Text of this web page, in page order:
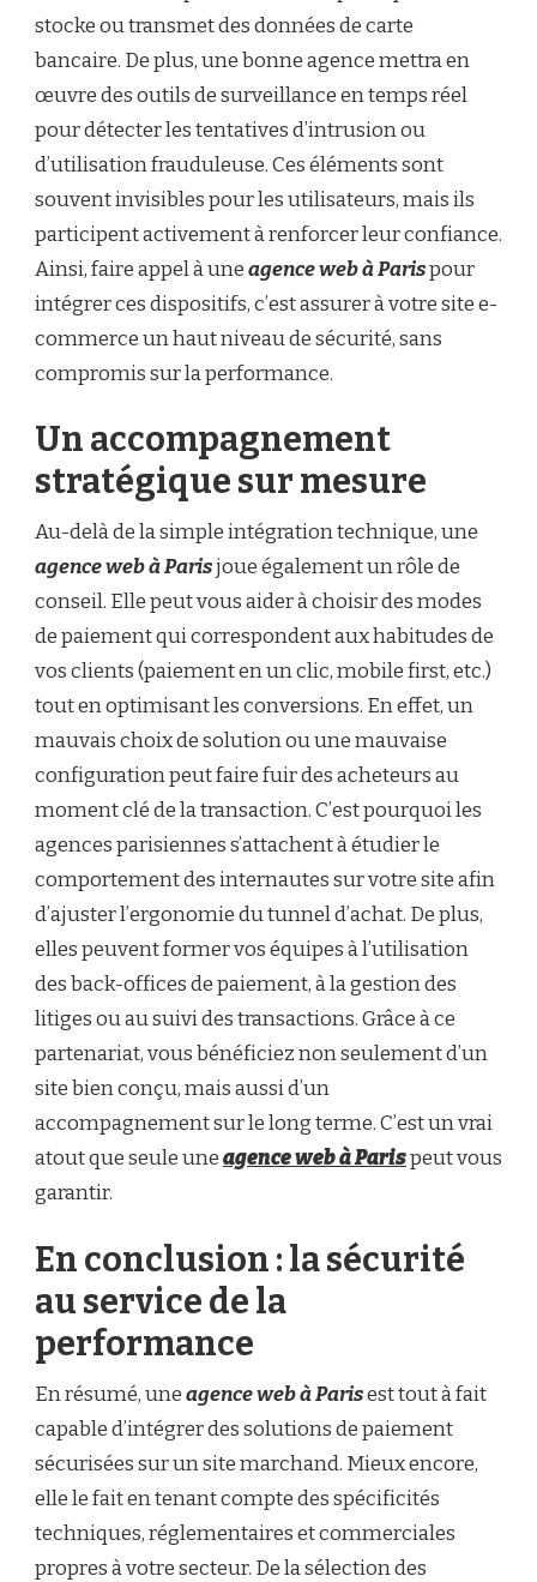
stocke ou transmet des données de carte
bancaire. De plus, une bonne agence mettra en
œuvre des outils de surveillance en temps réel
pour détecter les tentatives d’intrusion ou
d’utilisation frauduleuse. Ces éléments sont
souvent invisibles pour les utilisateurs, mais ils
participent activement à renforcer leur confiance.
Ainsi, faire appel à uneagence web à Parispour
intégrer ces dispositifs, c’est assurer à votre site e-
commerce un haut niveau de sécurité, sans
compromis sur la performance.
Un accompagnement
stratégique sur mesure
Au-delà de la simple intégration technique, une
agence web à Parisjoue également un rôle de
conseil. Elle peut vous aider à choisir des modes
de paiement qui correspondent aux habitudes de
vos clients (paiement en un clic, mobile first, etc.)
tout en optimisant les conversions. En effet, un
mauvais choix de solution ou une mauvaise
configuration peut faire fuir des acheteurs au
moment clé de la transaction. C’est pourquoi les
agences parisiennes s’attachent à étudier le
comportement des internautes sur votre site afin
d’ajuster l’ergonomie du tunnel d’achat. De plus,
elles peuvent former vos équipes à l’utilisation
des back-offices de paiement, à la gestion des
litiges ou au suivi des transactions. Grâce à ce
partenariat, vous bénéficiez non seulement d’un
site bien conçu, mais aussi d’un
accompagnement sur le long terme. C’est un vrai
atout que seule uneagence web à Parispeut vous
garantir.
En conclusion : la sécurité
au service de la
performance
En résumé, uneagence web à Parisest tout à fait
capable d’intégrer des solutions de paiement
sécurisées sur un site marchand. Mieux encore,
elle le fait en tenant compte des spécificités
techniques, réglementaires et commerciales
propres à votre secteur. De la sélection des